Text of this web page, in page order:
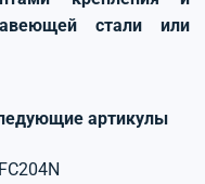
стали или
артикулы
FC204N